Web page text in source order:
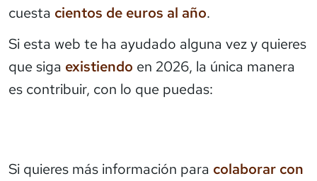
cuesta cientos de euros al año.
Si esta web te ha ayudado alguna vez y quieres
que siga existiendo en 2026, la única manera
es contribuir, con lo que puedas:
Si quieres más información para colaborar con